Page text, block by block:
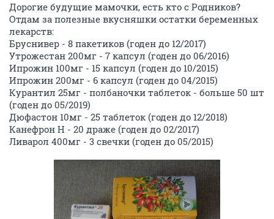
Дорогие будущие мамочки, есть кто с Родников?
Отдам за полезные вкусняшки остатки беременных
лекарств:
Бруснивер - 8 пакетиков (годен до 12/2017)
Утрожестан 200мг - 7 капсул (годен до 06/2016)
Ипрожин 100мг - 15 капсул (годен до 10/2015)
Ипрожин 200мг - 6 капсул (годен до 04/2015)
Курантил 25мг - полбаночки таблеток - больше 50 шт
(годен до 05/2019)
Дюфастон 10мг - 25 таблеток (годен до 12/2018)
Канефрон Н - 20 драже (годен до 02/2017)
Ливарол 400мг - 3 свечки (годен до 05/2015)